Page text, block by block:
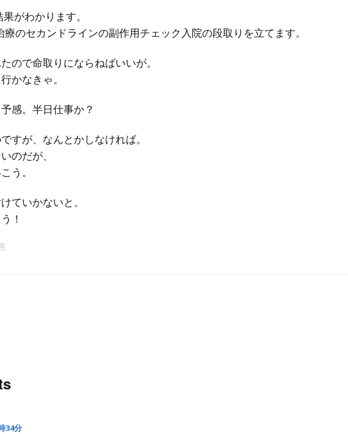
がわかります。
のセカンドラインの副作用チェック入院の段取りを立てます。
ので命取りにならねばいいが。
かなきゃ。
感。半日仕事か？
すが、なんとかしなければ。
のだが、
う。
ていかないと。
！
34分